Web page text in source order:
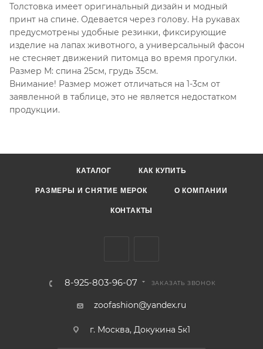
Толстовка имеет оригинальный дизайн и модный
принт на спине. Одевается через голову. На рукавах
предусмотрены удобные резинки, фиксирующие
изделие на лапах животного, а универсальный фасон
не стесняет движений питомца во время прогулки.
Размер М: спина 25см, грудь 35см.
Внимание! Размер может отличаться на 1-3см от
заявленной в таблице, это не является недостатком
продукции.
КАТАЛОГ КАК КУПИТЬ
РАЗМЕРЫ И СНЯТИЕ МЕРОК О КОМПАНИИ
КОНТАКТЫ
8-925-803-96-07 ЗАКАЗАТЬ ЗВОНОК
zoofashion@yandex.ru
г. Москва, Докукина 5к1